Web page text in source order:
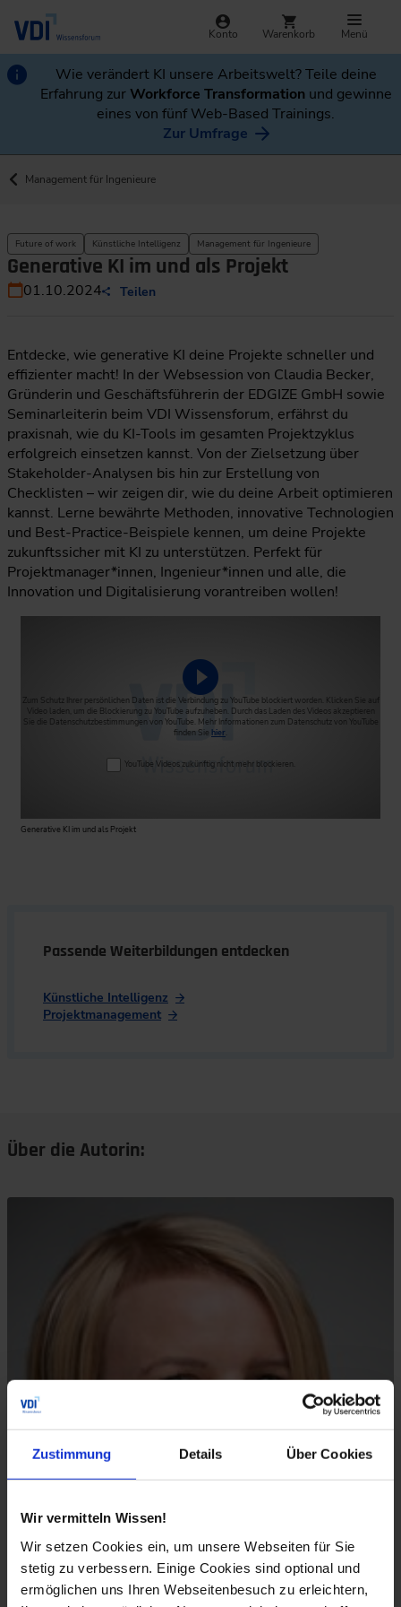
Zustimmung Details Über Cookies
Wir vermitteln Wissen!
Wir setzen Cookies ein, um unsere Webseiten für Sie
stetig zu verbessern. Einige Cookies sind optional und
ermöglichen uns Ihren Webseitenbesuch zu erleichtern,
Konto Warenkorb Menü
Wie verändert KI unsere Arbeitswelt? Teile deine
Erfahrung zurWorkforce Transformation und gewinne
eines von fünf Web-Based Trainings.
Zur Umfrage
Management für Ingenieure
Future of work Künstliche Intelligenz Management für Ingenieure
Generative KI im und als Projekt
01.10.2024 Teilen
Entdecke, wie generative KI deine Projekte schneller und
effizienter macht! In der Websession von Claudia Becker,
Gründerin und Geschäftsführerin der EDGIZE GmbH sowie
Seminarleiterin beim VDI Wissensforum, erfährst du
praxisnah, wie du KI-Tools im gesamten Projektzyklus
erfolgreich einsetzen kannst. Von der Zielsetzung über
Stakeholder-Analysen bis hin zur Erstellung von
Checklisten – wir zeigen dir, wie du deine Arbeit optimieren
kannst. Lerne bewährte Methoden, innovative Technologien
und Best-Practice-Beispiele kennen, um deine Projekte
zukunftssicher mit KI zu unterstützen. Perfekt für
Projektmanager*innen, Ingenieur*innen und alle, die
Innovation und Digitalisierung vorantreiben wollen!
Zum Schutz Ihrer persönlichen Daten ist die Verbindung zu YouTube blockiert worden. Klicken Sie auf
Video laden, um die Blockierung zu YouTube aufzuheben. Durch das Laden des Videos akzeptieren
Sie die Datenschutzbestimmungen von YouTube. Mehr Informationen zum Datenschutz von YouTube
finden Sie hier
YouTube Videos zukünftig nicht mehr blockieren.
Generative KI im und als Projekt
Passende Weiterbildungen entdecken
Künstliche Intelligenz
Projektmanagement
Über die Autorin: